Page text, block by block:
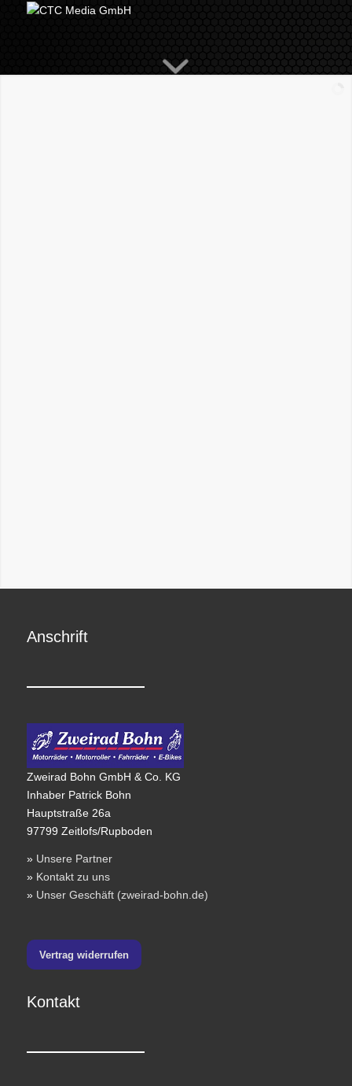
Anschrift
Zweirad Bohn GmbH & Co. KG
Inhaber Patrick Bohn
Hauptstraße 26a
97799 Zeitlofs/Rupboden
» Unsere Partner
» Kontakt zu uns
» Unser Geschäft (zweirad-bohn.de)
Vertrag widerrufen
Kontakt